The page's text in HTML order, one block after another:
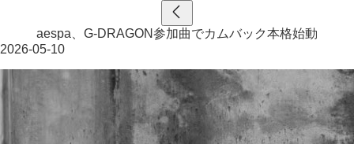
aespa、G-DRAGON参加曲でカムバック本格始動
2026-05-10